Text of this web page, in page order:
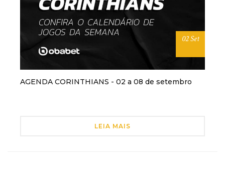
02 Set
AGENDA CORINTHIANS - 02 a 08 de setembro
LEIA MAIS